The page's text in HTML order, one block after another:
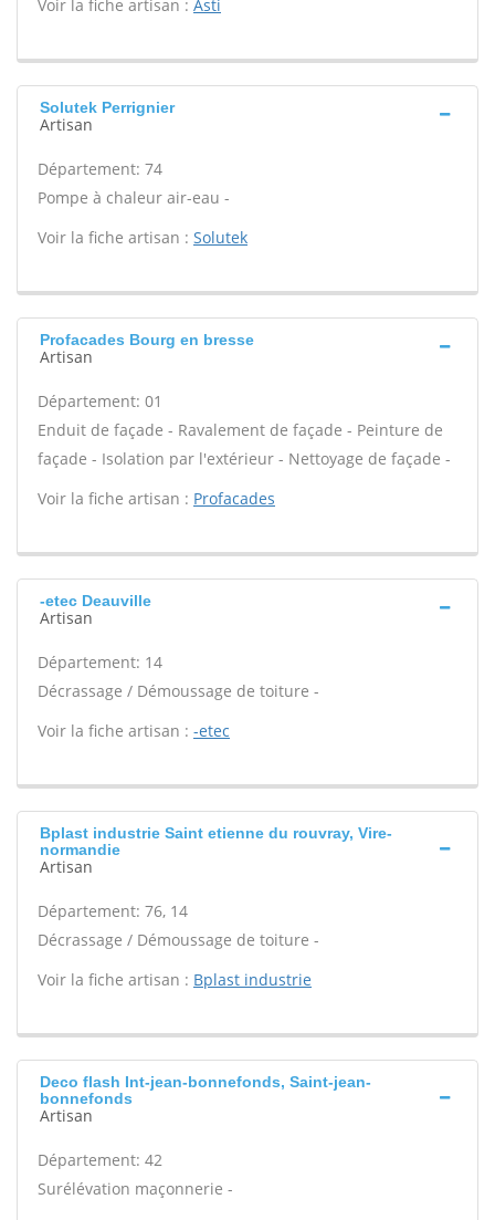
Voir la fiche artisan : Asti
Solutek Perrignier
Artisan
Département: 74
Pompe à chaleur air-eau -
Voir la fiche artisan : Solutek
Profacades Bourg en bresse
Artisan
Département: 01
Enduit de façade - Ravalement de façade - Peinture de
façade - Isolation par l'extérieur - Nettoyage de façade -
Voir la fiche artisan : Profacades
-etec Deauville
Artisan
Département: 14
Décrassage / Démoussage de toiture -
Voir la fiche artisan : -etec
Bplast industrie Saint etienne du rouvray, Vire-
normandie
Artisan
Département: 76, 14
Décrassage / Démoussage de toiture -
Voir la fiche artisan : Bplast industrie
Deco flash Int-jean-bonnefonds, Saint-jean-
bonnefonds
Artisan
Département: 42
Surélévation maçonnerie -